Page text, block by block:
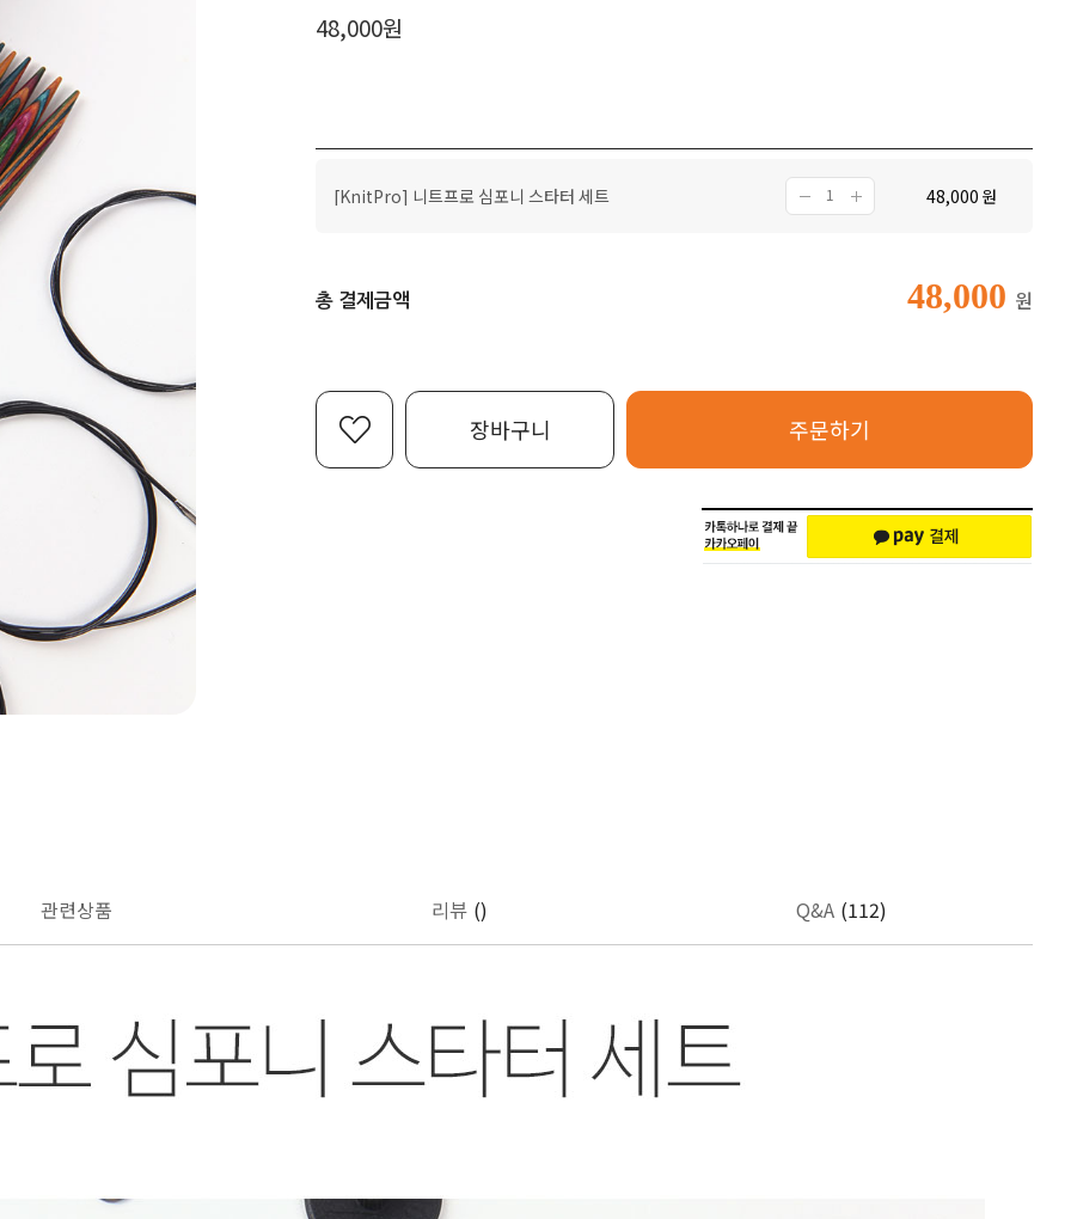
48,000원
[KnitPro] 니트프로 심포니 스타터 세트 48,000 원
총 결제금액 48,000 원
장바구니 주문하기
관련상품 리뷰 () Q&A (112)